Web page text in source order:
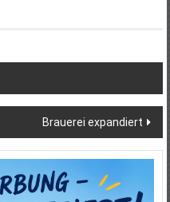
Brauerei expandiert